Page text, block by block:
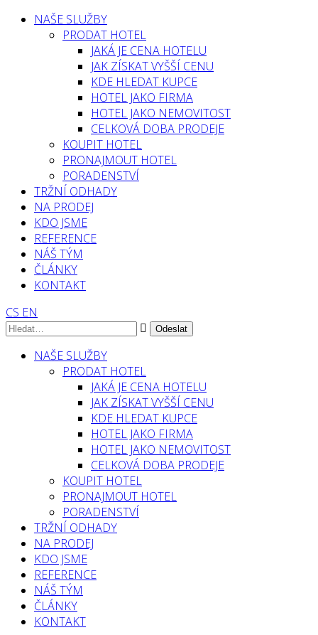
NAŠE SLUŽBY
PRODAT HOTEL
JAKÁ JE CENA HOTELU
JAK ZÍSKAT VYŠŠÍ CENU
KDE HLEDAT KUPCE
HOTEL JAKO FIRMA
HOTEL JAKO NEMOVITOST
CELKOVÁ DOBA PRODEJE
KOUPIT HOTEL
PRONAJMOUT HOTEL
PORADENSTVÍ
TRŽNÍ ODHADY
NA PRODEJ
KDO JSME
REFERENCE
NÁŠ TÝM
ČLÁNKY
KONTAKT
CS EN
NAŠE SLUŽBY
PRODAT HOTEL
JAKÁ JE CENA HOTELU
JAK ZÍSKAT VYŠŠÍ CENU
KDE HLEDAT KUPCE
HOTEL JAKO FIRMA
HOTEL JAKO NEMOVITOST
CELKOVÁ DOBA PRODEJE
KOUPIT HOTEL
PRONAJMOUT HOTEL
PORADENSTVÍ
TRŽNÍ ODHADY
NA PRODEJ
KDO JSME
REFERENCE
NÁŠ TÝM
ČLÁNKY
KONTAKT